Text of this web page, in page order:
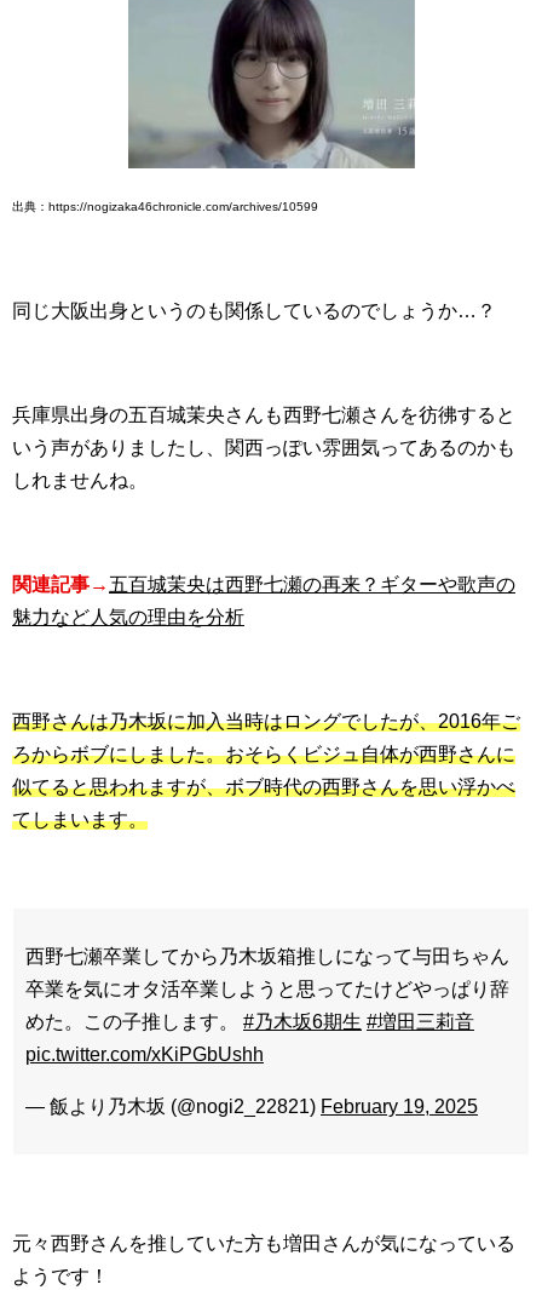
出典：https://nogizaka46chronicle.com/archives/10599
同じ大阪出身というのも関係しているのでしょうか…？
兵庫県出身の五百城茉央さんも西野七瀬さんを彷彿すると
いう声がありましたし、関西っぽい雰囲気ってあるのかも
しれませんね。
関連記事→ 五百城茉央は西野七瀬の再来？ギターや歌声の
魅力など人気の理由を分析
西野さんは乃木坂に加入当時はロングでしたが、2016年ご
ろからボブにしました。おそらくビジュ自体が西野さんに
似てると思われますが、ボブ時代の西野さんを思い浮かべ
てしまいます。
西野七瀬卒業してから乃木坂箱推しになって与田ちゃん
卒業を気にオタ活卒業しようと思ってたけどやっぱり辞
めた。この子推します。 #乃木坂6期生 #増田三莉音
pic.twitter.com/xKiPGbUshh
— 飯より乃木坂 (@nogi2_22821) February 19, 2025
元々西野さんを推していた方も増田さんが気になっている
ようです！